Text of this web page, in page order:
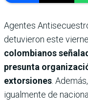
Agentes
detuvieron este
colombianos
presunta
extorsiones .
igualmente de